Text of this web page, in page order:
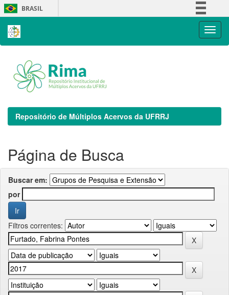
Skip
navigation
BRASIL
Repositório de Múltiplos Acervos da UFRRJ
Página de Busca
Buscar em:
por
Filtros correntes: